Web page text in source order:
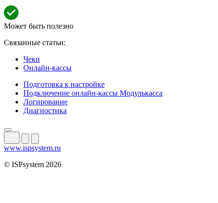
Может быть полезно
Связанные статьи:
Чеки
Онлайн-кассы
Подготовка к настройке
Подключение онлайн-кассы Модулькасса
Логирование
Диагностика
www.ispsystem.ru
© ISPsystem 2026